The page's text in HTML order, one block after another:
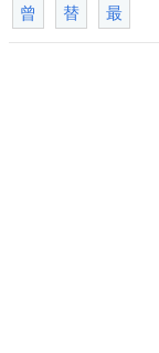
曾
替 最